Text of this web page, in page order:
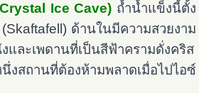
Ice Cave) ถ้ำน้ำแข็งนี้ตั้ง
ด้านในมีความสวยงาม
และเพดานที่เป็นสีฟ้าครามดั่งคริส
านที่ต้องห้ามพลาดเมื่อไปไอซ์